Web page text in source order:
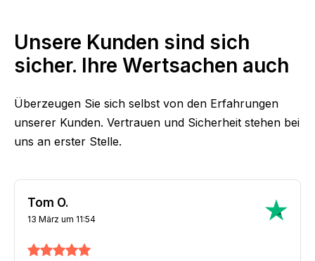
Unsere Kunden sind sich
sicher. Ihre Wertsachen auch
Überzeugen Sie sich selbst von den Erfahrungen
unserer Kunden. Vertrauen und Sicherheit stehen bei
uns an erster Stelle.
Tom O.
13 März um 11:54